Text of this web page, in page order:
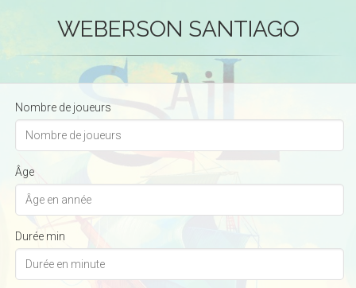
WEBERSON SANTIAGO
Nombre de joueurs
Âge
Durée min